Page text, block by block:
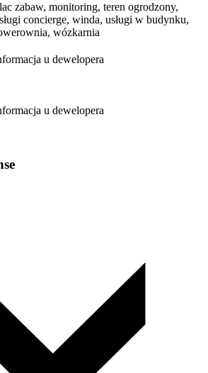
zabaw, monitoring, teren ogrodzony,
concierge, winda, usługi w budynku,
wózkarnia
u dewelopera
u dewelopera